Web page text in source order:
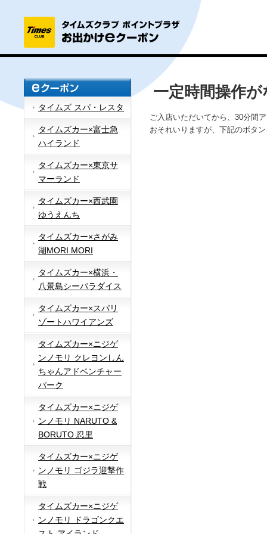
タイムズ スパ・レスタ
タイムズカー×富士急
ハイランド
タイムズカー×東京サ
マーランド
タイムズカー×西武園
ゆうえんち
タイムズカー×さがみ
湖MORI MORI
タイムズカー×横浜・
八景島シーパラダイス
タイムズカー×スパリ
ゾートハワイアンズ
タイムズカー×ニジゲ
ンノモリ クレヨンしん
ちゃんアドベンチャー
パーク
タイムズカー×ニジゲ
ンノモリ NARUTO &
BORUTO 忍里
タイムズカー×ニジゲ
ンノモリ ゴジラ迎撃作
戦
タイムズカー×ニジゲ
ンノモリ ドラゴンクエ
一定時間操作
ご入店いただいてから、30分間
おそれいりますが、下記のボタ